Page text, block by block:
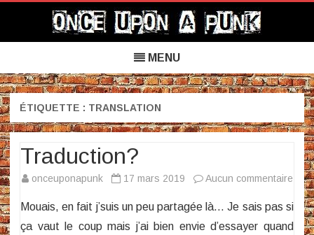
Once Upon a PunkSkip
to
content
MENU
ÉTIQUETTE : TRANSLATION
Traduction?
onceuponapunk 17 mars 2019 Aucun commentaire sur
Mouais, en fait j’suis un peu partagée là… Je sais pas si
ça vaut le coup mais j’ai bien envie d’essayer quand